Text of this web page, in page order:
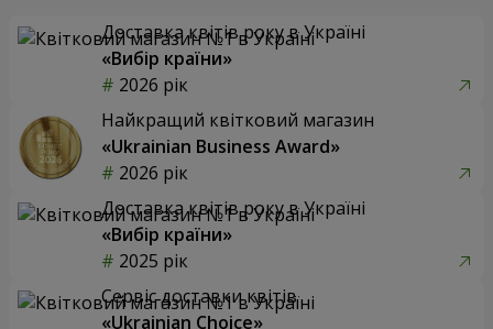
Доставка квітів року в Україні
«Вибір країни»
2026 рік
Найкращий квітковий магазин
«Ukrainian Business Award»
2026 рік
Доставка квітів року в Україні
«Вибір країни»
2025 рік
Сервіс доставки квітів
«Ukrainian Choice»